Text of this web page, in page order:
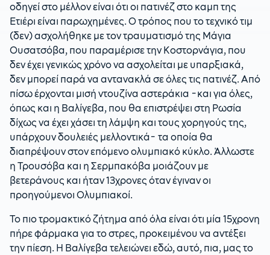
οδηγεί στο μέλλον είναι ότι οι πατινέζ στο καμπ της
Ετιέρι είναι παρωχημένες. Ο τρόπος που το τεχνικό τιμ
(δεν) ασχολήθηκε με τον τραυματισμό της Μάγια
Ουσατσόβα, που παραμέρισε την Κοστορνάγια, που
δεν έχει γενικώς χρόνο να ασχολείται με υπαρξιακά,
δεν μπορεί παρά να αντανακλά σε όλες τις πατινέζ. Από
πίσω έρχονται μισή ντουζίνα αστεράκια -και για όλες,
όπως και η Βαλίγεβα, που θα επιστρέψει στη Ρωσία
δίχως να έχει χάσει τη λάμψη και τους χορηγούς της,
υπάρχουν δουλειές μελλοντικά- τα οποία θα
διαπρέψουν στον επόμενο ολυμπιακό κύκλο. Άλλωστε
η Τρουσόβα και η Σερμπακόβα μοιάζουν με
βετεράνους και ήταν 13χρονες όταν έγιναν οι
προηγούμενοι Ολυμπιακοί.
Το πιο τρομακτικό ζήτημα από όλα είναι ότι μία 15χρονη
πήρε φάρμακα για το στρες, προκειμένου να αντέξει
την πίεση. Η Βαλίγεβα τελειώνει εδώ, αυτό, πια, μας το